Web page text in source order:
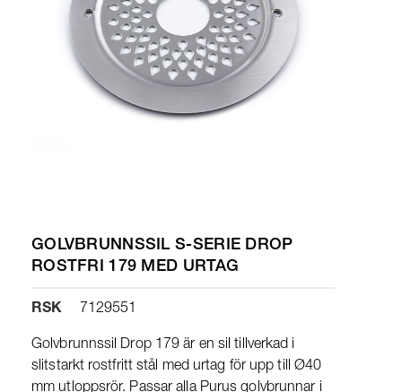
GOLVBRUNNSSIL S-SERIE DROP
ROSTFRI 179 MED URTAG
RSK 7129551
Golvbrunnssil Drop 179 är en sil tillverkad i
slitstarkt rostfritt stål med urtag för upp till Ø40
mm utloppsrör. Passar alla Purus golvbrunnar i